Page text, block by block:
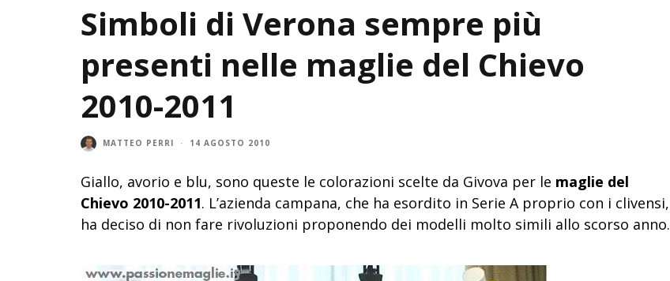
Simboli di Verona sempre più
presenti nelle maglie del Chievo
2010-2011
MATTEO PERRI · 14 AGOSTO 2010
Giallo, avorio e blu, sono queste le colorazioni scelte da Givova per le maglie del
Chievo 2010-2011. L’azienda campana, che ha esordito in Serie A proprio con i clivensi,
ha deciso di non fare rivoluzioni proponendo dei modelli molto simili allo scorso anno.